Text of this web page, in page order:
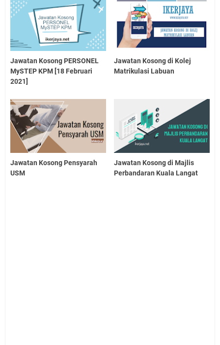
Jawatan Kosong PERSONEL
MySTEP KPM [18 Februari
2021]
Jawatan Kosong di Kolej
Matrikulasi Labuan
Jawatan Kosong Pensyarah
USM
Jawatan Kosong di Majlis
Perbandaran Kuala Langat